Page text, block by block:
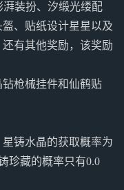
湃装扮、汐缎光缕配
、贴纸设计星星以及
有其他奖励，该奖励
枪械挂件和仙鹤贴
铸水晶的获取概率为
珍藏的概率只有0.0